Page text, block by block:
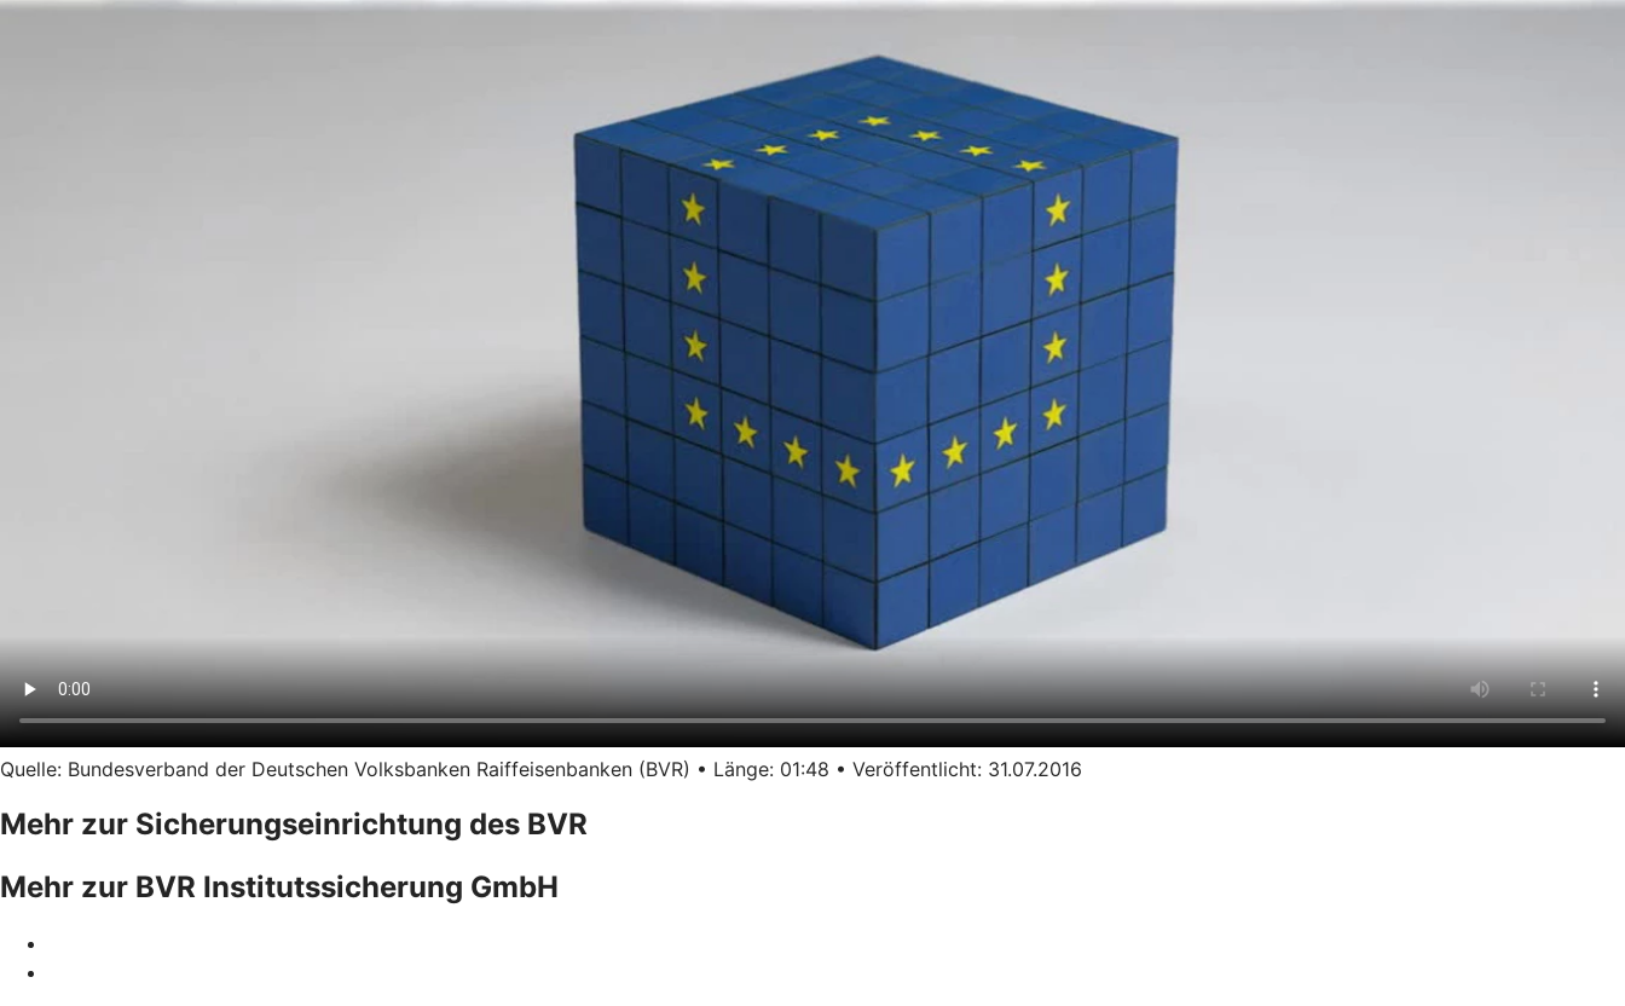
Quelle: Bundesverband der Deutschen Volksbanken Raiffeisenbanken (BVR) • Länge: 01:48 • Veröffentlicht: 31.07.2016
Mehr zur Sicherungseinrichtung des BVR
Mehr zur BVR Institutssicherung GmbH